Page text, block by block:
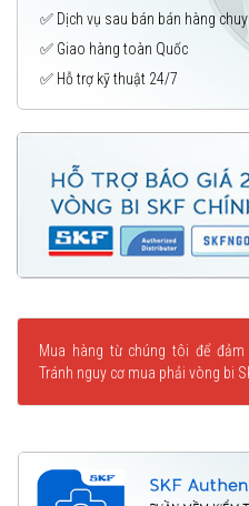
✅ Dịch vụ sau bán bán hàng
✅ Giao hàng toàn Quốc
✅ Hỗ trợ kỹ thuật 24/7
Mua hàng từ chúng tôi để
Tránh nguy cơ mua phải vòng bi